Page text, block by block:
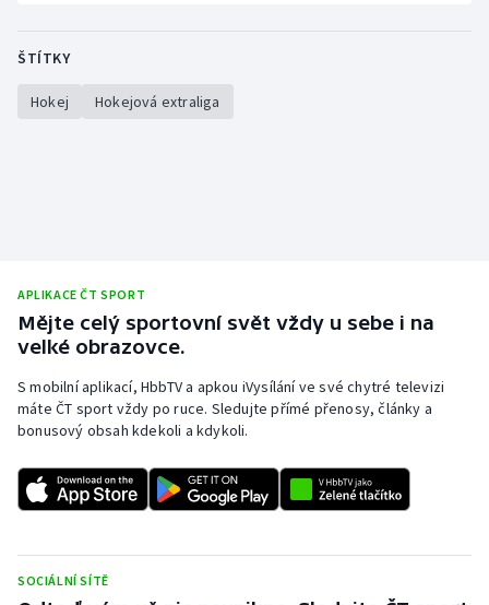
ŠTÍTKY
Hokej Hokejová extraliga
APLIKACE ČT SPORT
Mějte celý sportovní svět vždy u sebe i na
velké obrazovce.
S mobilní aplikací, HbbTV a apkou iVysílání ve své chytré televizi
máte ČT sport vždy po ruce. Sledujte přímé přenosy, články a
bonusový obsah kdekoli a kdykoli.
SOCIÁLNÍ SÍTĚ